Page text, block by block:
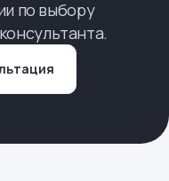
по выбору